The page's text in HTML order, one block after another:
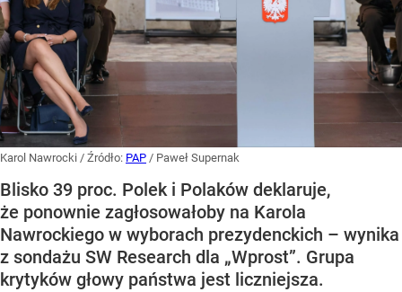
Karol Nawrocki / Źródło: PAP / Paweł Supernak
Blisko 39 proc. Polek i Polaków deklaruje,
że ponownie zagłosowałoby na Karola
Nawrockiego w wyborach prezydenckich – wynika
z sondażu SW Research dla „Wprost”. Grupa
krytyków głowy państwa jest liczniejsza.